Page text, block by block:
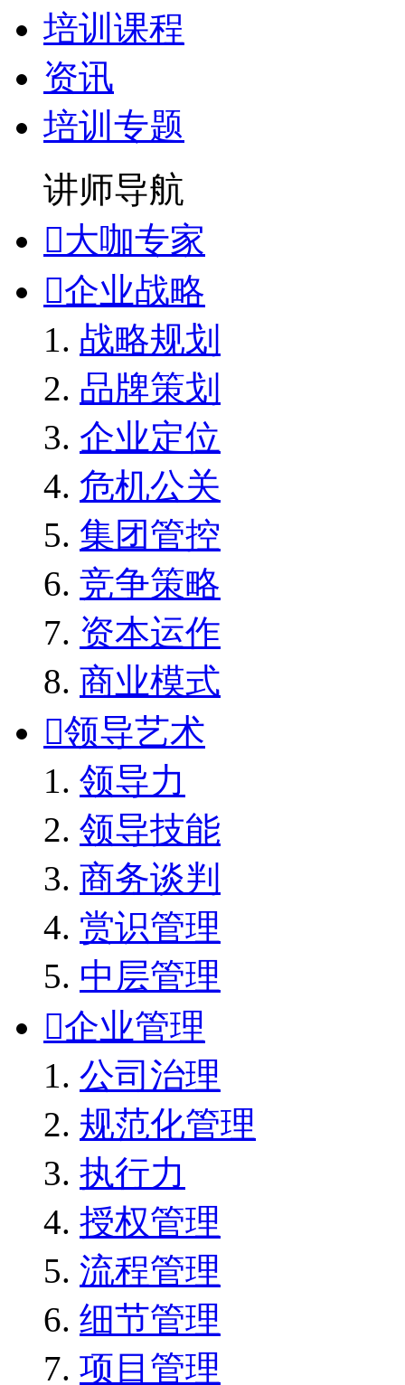
培训课程
资讯
培训专题
讲师导航
大咖专家
企业战略
战略规划
品牌策划
企业定位
危机公关
集团管控
竞争策略
资本运作
商业模式
领导艺术
领导力
领导技能
商务谈判
赏识管理
中层管理
企业管理
公司治理
规范化管理
执行力
授权管理
流程管理
细节管理
项目管理